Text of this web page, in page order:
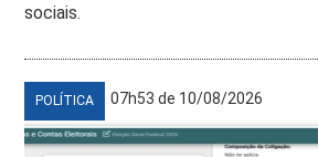
sociais.
POLÍTICA 07h53 de 10/08/2026